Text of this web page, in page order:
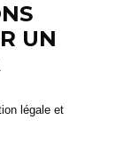
UN
légale et